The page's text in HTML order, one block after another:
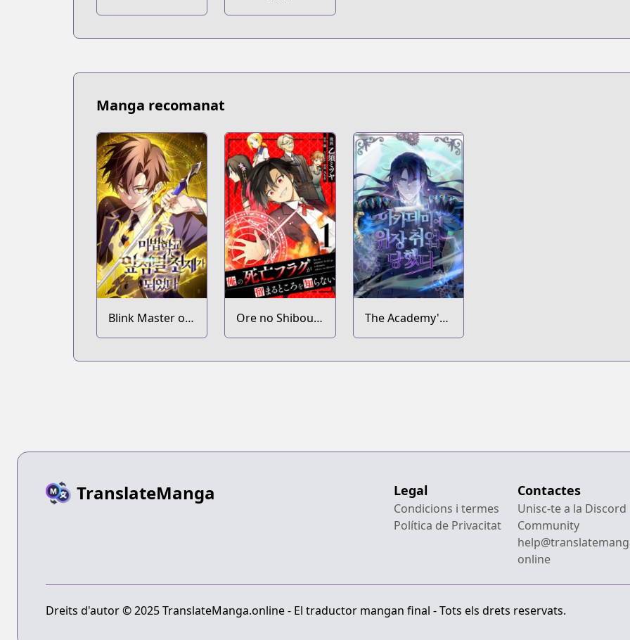
Manga recomanat
Blink Master of
the Magic
Ore no Shibou
Flag ga
The Academy's
Undercover
TranslateManga Legal
Condicions i termes
Política de Privacitat
Contactes
Unisc-te a la Discord
Community
online
Dreits d'autor © 2025 TranslateManga.online - El traductor mangan final - Tots els drets reservats.